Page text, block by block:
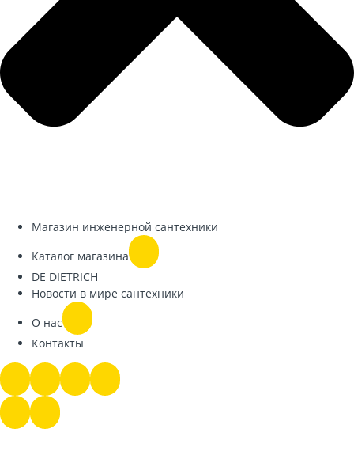
Магазин инженерной сантехники
Каталог магазина
DE DIETRICH
Новости в мире сантехники
О нас
Контакты